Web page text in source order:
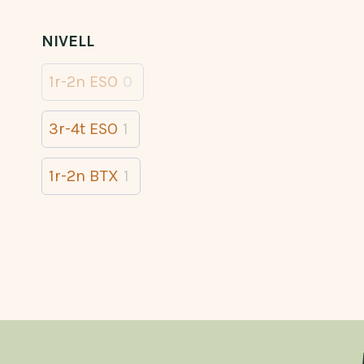
NIVELL
1r-2n ESO 0
3r-4t ESO 1
1r-2n BTX 1